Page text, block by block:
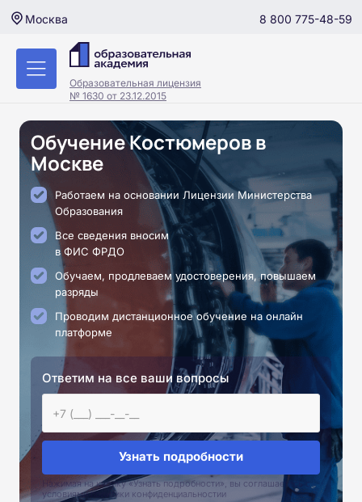
Москва 8 800 775-48-59
Образовательная лицензия
№ 1630 от 23.12.2015
Обучение Костюмеров в
Москве
Работаем на основании Лицензии Министерства
Образования
Все сведения вносим
в ФИС ФРДО
Обучаем, продлеваем удостоверения, повышаем
разряды
Проводим дистанционное обучение на онлайн
платформе
Ответим на все ваши вопросы
Узнать подробности
Нажимая на кнопку «Узнать подробности», вы соглашаетесь с
условиями политики конфиденциальностии